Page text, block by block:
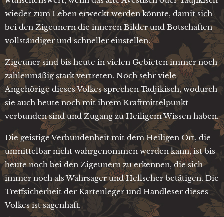
wieder zum Leben erweckt werden könnte, damit sich
bei den Zigeunern die inneren Bilder und Botschaften
vollständiger und schneller einstellen.
Zigeuner sind bis heute in vielen Gebieten immer noch
zahlenmäßig stark vertreten. Noch sehr viele
Angehörige dieses Volkes sprechen Tadjikisch, wodurch
sie auch heute noch mit ihrem Kraftmittelpunkt
verbunden sind und Zugang zu Heiligem Wissen haben.
Die geistige Verbundenheit mit dem Heiligen Ort, die
unmittelbar nicht wahrgenommen werden kann, ist bis
heute noch bei den Zigeunern zu erkennen, die sich
immer noch als Wahrsager und Hellseher betätigen. Die
Treffsicherheit der Kartenleger und Handleser dieses
Volkes ist sagenhaft.